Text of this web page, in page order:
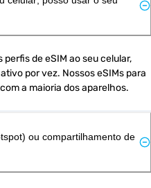
de eSIM ao seu celular,
por vez. Nossos eSIMs para
a maioria dos aparelhos.
ou compartilhamento de